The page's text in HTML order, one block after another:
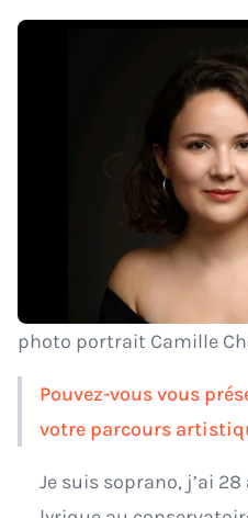
photo portrait Camille
Pouvez-vous vous
votre parcours
Je suis soprano, j’ai